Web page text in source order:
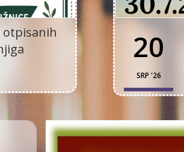
otpisanih
20
SRP '26